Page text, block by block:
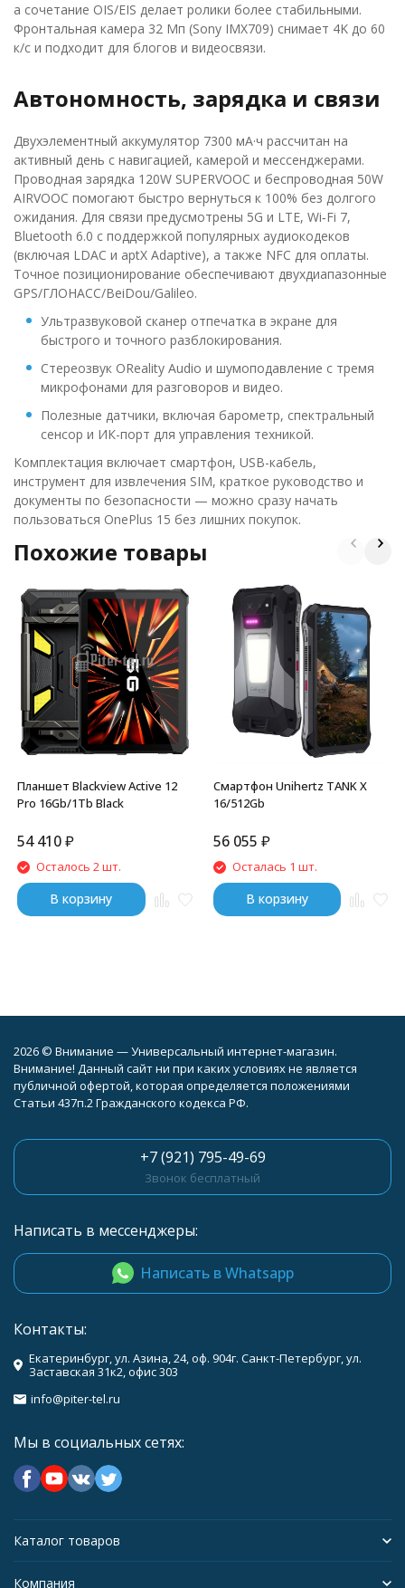
а сочетание OIS/EIS делает ролики более стабильными.
Фронтальная камера 32 Мп (Sony IMX709) снимает 4K до 60
к/с и подходит для блогов и видеосвязи.
Автономность, зарядка и связи
Двухэлементный аккумулятор 7300 мА·ч рассчитан на
активный день с навигацией, камерой и мессенджерами.
Проводная зарядка 120W SUPERVOOC и беспроводная 50W
AIRVOOC помогают быстро вернуться к 100% без долгого
ожидания. Для связи предусмотрены 5G и LTE, Wi‑Fi 7,
Bluetooth 6.0 с поддержкой популярных аудиокодеков
(включая LDAC и aptX Adaptive), а также NFC для оплаты.
Точное позиционирование обеспечивают двухдиапазонные
GPS/ГЛОНАСС/BeiDou/Galileo.
Ультразвуковой сканер отпечатка в экране для
быстрого и точного разблокирования.
Стереозвук OReality Audio и шумоподавление с тремя
микрофонами для разговоров и видео.
Полезные датчики, включая барометр, спектральный
сенсор и ИК-порт для управления техникой.
Комплектация включает смартфон, USB-кабель,
инструмент для извлечения SIM, краткое руководство и
документы по безопасности — можно сразу начать
пользоваться OnePlus 15 без лишних покупок.
Похожие товары
Планшет Blackview Active 12
Pro 16Gb/1Tb Black
54 410₽
Осталось 2 шт.
В корзину
Смартфон Unihertz TANK X
16/512Gb
56 055 ₽
Осталась 1 шт.
В корзину
2026 © Внимание — Универсальный интернет-магазин.
Внимание! Данный сайт ни при каких условиях не является
публичной офертой, которая определяется положениями
Статьи 437п.2 Гражданского кодекса РФ.
+7 (921) 795-49-69
Звонок бесплатный
Написать в мессенджеры:
Написать в Whatsapp
Контакты:
Екатеринбург, ул. Азина, 24, оф. 904г. Санкт-Петербург, ул.
Заставская 31к2, офис 303
info@piter-tel.ru
Мы в социальных сетях:
Каталог товаров
Компания